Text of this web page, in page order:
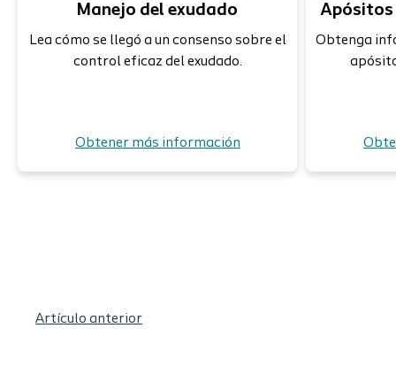
Manejo del exudado
Lea cómo se llegó a un consenso sobre el
control eficaz del exudado.
Obtener más información
Apósitos
Obtenga
Artículo anterior